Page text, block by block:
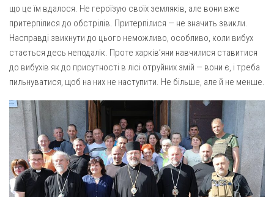
що це їм вдалося. Не героїзую своїх земляків, але вони вже
притерпілися до обстрілів. Притерпілися — не значить звикли.
Насправді звикнути до цього неможливо, особливо, коли вибух
стається десь неподалік. Проте харків’яни навчилися ставитися
до вибухів як до присутності в лісі отруйних змій — вони є, і треба
пильнуватися, щоб на них не наступити. Не більше, але й не менше.